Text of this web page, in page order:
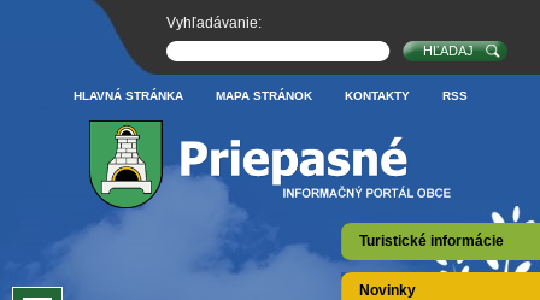
Turistické informácie
Novinky
HLAVNÁ STRÁNKA MAPA STRÁNOK KONTAKTY RSS
Vyhľadávanie: